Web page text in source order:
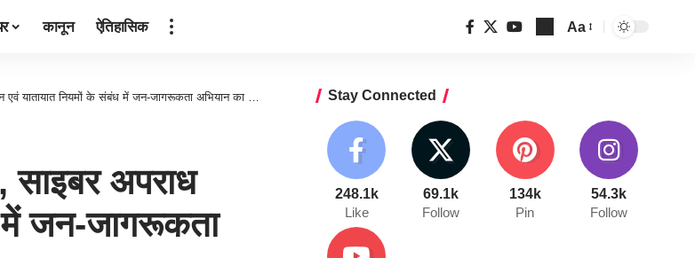
कानून ऐतिहासिक Aa
यातायात नियमों के संबंध में जन-जागरूकता अभियान का आयोजन
साइबर अपराध
में जन-जागरूकता
Stay Connected
248.1k
Like
69.1k
Follow
134k
Pin
54.3k
Follow